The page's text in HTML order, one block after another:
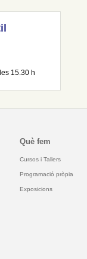
15.30 h
Què fem
Cursos i Tallers
Programació pròpia
Exposicions